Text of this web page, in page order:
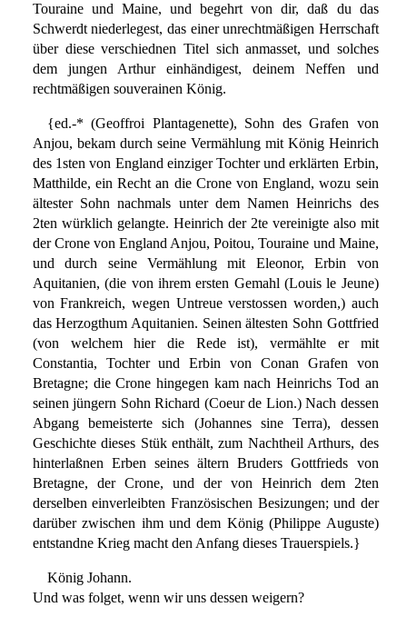
Touraine und Maine, und begehrt von dir, daß du das
Schwerdt niederlegest, das einer unrechtmäßigen Herrschaft
über diese verschiednen Titel sich anmasset, und solches
dem jungen Arthur einhändigest, deinem Neffen und
rechtmäßigen souverainen König.
{ed.-* (Geoffroi Plantagenette), Sohn des Grafen von
Anjou, bekam durch seine Vermählung mit König Heinrich
des 1sten von England einziger Tochter und erklärten Erbin,
Matthilde, ein Recht an die Crone von England, wozu sein
ältester Sohn nachmals unter dem Namen Heinrichs des
2ten würklich gelangte. Heinrich der 2te vereinigte also mit
der Crone von England Anjou, Poitou, Touraine und Maine,
und durch seine Vermählung mit Eleonor, Erbin von
Aquitanien, (die von ihrem ersten Gemahl (Louis le Jeune)
von Frankreich, wegen Untreue verstossen worden,) auch
das Herzogthum Aquitanien. Seinen ältesten Sohn Gottfried
(von welchem hier die Rede ist), vermählte er mit
Constantia, Tochter und Erbin von Conan Grafen von
Bretagne; die Crone hingegen kam nach Heinrichs Tod an
seinen jüngern Sohn Richard (Coeur de Lion.) Nach dessen
Abgang bemeisterte sich (Johannes sine Terra), dessen
Geschichte dieses Stük enthält, zum Nachtheil Arthurs, des
hinterlaßnen Erben seines ältern Bruders Gottfrieds von
Bretagne, der Crone, und der von Heinrich dem 2ten
derselben einverleibten Französischen Besizungen; und der
darüber zwischen ihm und dem König (Philippe Auguste)
entstandne Krieg macht den Anfang dieses Trauerspiels.}
König Johann.
Und was folget, wenn wir uns dessen weigern?